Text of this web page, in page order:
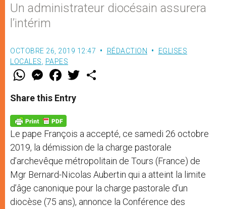
Un administrateur diocésain assurera
l’intérim
OCTOBRE 26, 2019 12:47 RÉDACTION
EGLISES
LOCALES
PAPES
W
t
s
p
p
M
e
s
e
g
e
r
F
a
e
b
o
k
w
Share this Entry
Le pape François a accepté, ce samedi 26 octobre
2019, la démission de la charge pastorale
d’archevêque métropolitain de Tours (France) de
Mgr Bernard-Nicolas Aubertin qui a atteint la limite
d’âge canonique pour la charge pastorale d’un
diocèse (75 ans), annonce la Conférence des